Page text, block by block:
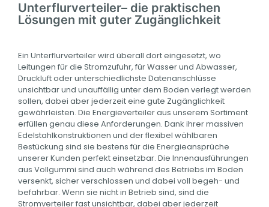
Unterflurverteiler– die praktischen
Lösungen mit guter Zugänglichkeit
Ein Unterflurverteiler wird überall dort eingesetzt, wo
Leitungen für die Stromzufuhr, für Wasser und Abwasser,
Druckluft oder unterschiedlichste Datenanschlüsse
unsichtbar und unauffällig unter dem Boden verlegt werden
sollen, dabei aber jederzeit eine gute Zugänglichkeit
gewährleisten. Die Energieverteiler aus unserem Sortiment
erfüllen genau diese Anforderungen. Dank ihrer massiven
Edelstahlkonstruktionen und der flexibel wählbaren
Bestückung sind sie bestens für die Energieansprüche
unserer Kunden perfekt einsetzbar. Die Innenausführungen
aus Vollgummi sind auch während des Betriebs im Boden
versenkt, sicher verschlossen und dabei voll begeh- und
befahrbar. Wenn sie nicht in Betrieb sind, sind die
Stromverteiler fast unsichtbar, dabei aber jederzeit